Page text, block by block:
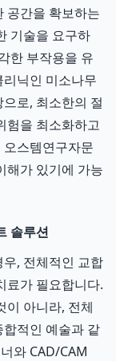
공간을 확보하는
기술을 요구하
한 부작용을 유
리닉인 미소나무
로, 최소한의 절
험을 최소화하고
스템연구자문
해가 있기에 가능
솔루션
, 전체적인 교합
료가 필요합니다.
이 아니라, 전체
적인 예술과 같
와 CAD/CAM